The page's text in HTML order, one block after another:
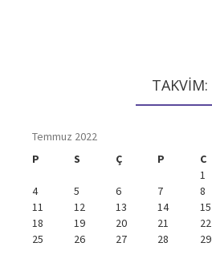
TAKVİM:
Temmuz 2022
P
S Ç P C
1
4
5 6 7 8
11
12 13 14 15
18
19 20 21 22
25
26 27 28 29